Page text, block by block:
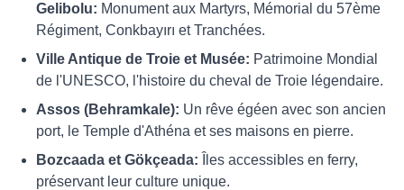
Gelibolu: Monument aux Martyrs, Mémorial du 57ème
Régiment, Conkbayırı et Tranchées.
Ville Antique de Troie et Musée: Patrimoine Mondial
de l'UNESCO, l'histoire du cheval de Troie légendaire.
Assos (Behramkale): Un rêve égéen avec son ancien
port, le Temple d'Athéna et ses maisons en pierre.
Bozcaada et Gökçeada: Îles accessibles en ferry,
préservant leur culture unique.